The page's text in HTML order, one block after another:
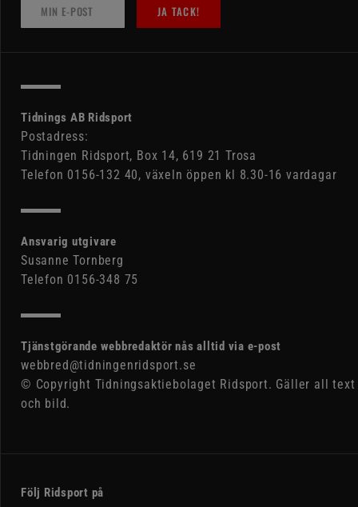
JA TACK!
Tidnings AB Ridsport
Postadress:
Tidningen Ridsport, Box 14, 619 21 Trosa
Telefon 0156-132 40, växeln öppen kl 8.30-16 vardagar
Ansvarig utgivare
Susanne Tornberg
Telefon 0156-348 75
Tjänstgörande webbredaktör nås alltid via e-post
webbred@tidningenridsport.se
© Copyright Tidningsaktiebolaget Ridsport. Gäller all text
och bild.
Följ Ridsport på